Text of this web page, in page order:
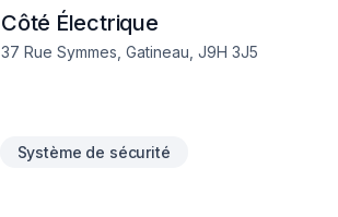
Côté Électrique
37 Rue Symmes, Gatineau, J9H 3J5
Système de sécurité